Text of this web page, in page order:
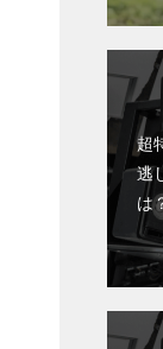
超
逃
は